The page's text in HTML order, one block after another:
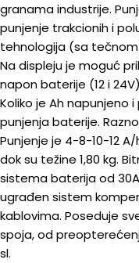
granama industrije.
punjenje trakcionih i
tehnologija (sa tečnom
Na displeju je moguć
napon baterije (12 i
Koliko je Ah napunjeno
punjenja baterije.
Punjenje je 4-8-10-12
dok su težine 1,80 kg.
sistema baterija od
ugrađen sistem
kablovima. Poseduje
spoja, od
sl.